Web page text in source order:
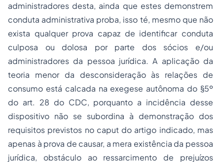
administradores desta, ainda que estes demonstrem
conduta administrativa proba, isso té, mesmo que não
exista qualquer prova capaz de identificar conduta
culposa ou dolosa por parte dos sócios e/ou
administradores da pessoa jurídica. A aplicação da
teoria menor da desconsideração às relações de
consumo está calcada na exegese autônoma do §5º
do art. 28 do CDC, porquanto a incidência desse
dispositivo não se subordina à demonstração dos
requisitos previstos no caput do artigo indicado, mas
apenas à prova de causar, a mera existência da pessoa
jurídica, obstáculo ao ressarcimento de prejuízos